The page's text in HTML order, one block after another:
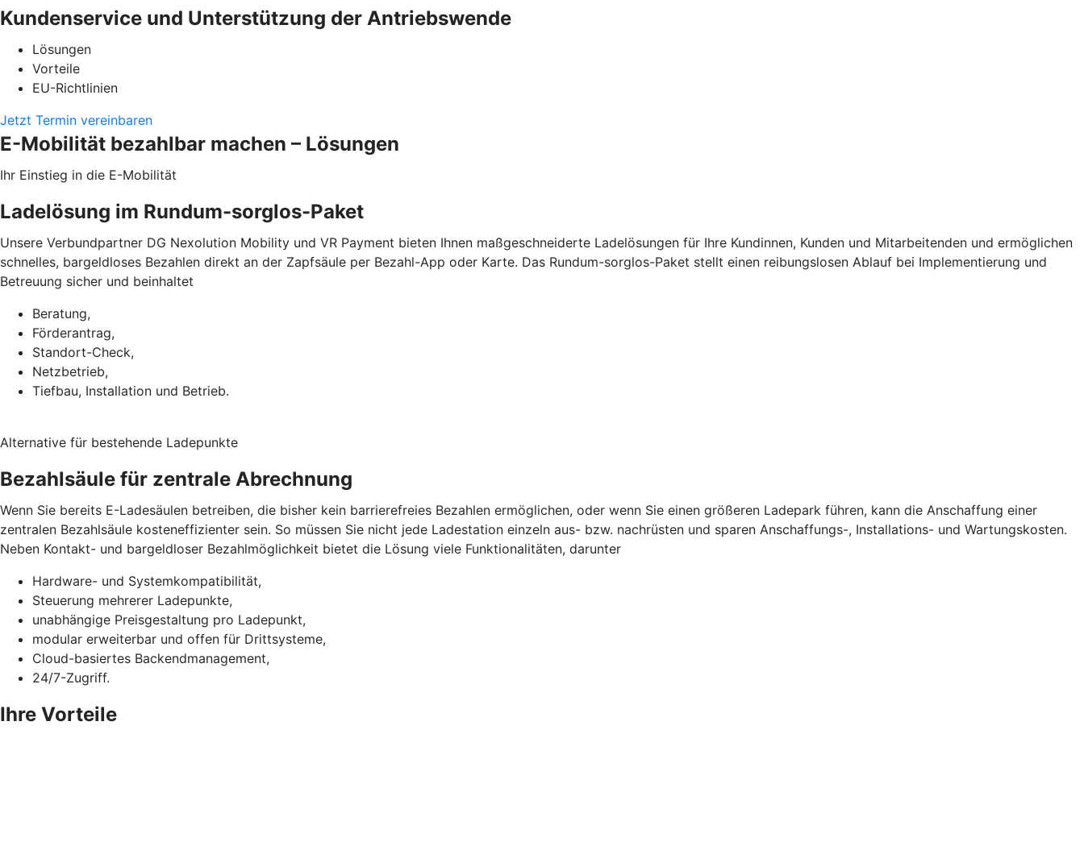
Kundenservice und Unterstützung der Antriebswende
Lösungen
Vorteile
EU-Richtlinien
Jetzt Termin vereinbaren
E-Mobilität bezahlbar machen – Lösungen
Ihr Einstieg in die E-Mobilität
Ladelösung im Rundum-sorglos-Paket
Unsere Verbundpartner DG Nexolution Mobility und VR Payment bieten Ihnen maßgeschneiderte Ladelösungen für Ihre Kundinnen, Kunden und Mitarbeitenden und ermöglichen
schnelles, bargeldloses Bezahlen direkt an der Zapfsäule per Bezahl-App oder Karte. Das Rundum-sorglos-Paket stellt einen reibungslosen Ablauf bei Implementierung und
Betreuung sicher und beinhaltet
Beratung,
Förderantrag,
Standort-Check,
Netzbetrieb,
Tiefbau, Installation und Betrieb.
Alternative für bestehende Ladepunkte
Bezahlsäule für zentrale Abrechnung
Wenn Sie bereits E-Ladesäulen betreiben, die bisher kein barrierefreies Bezahlen ermöglichen, oder wenn Sie einen größeren Ladepark führen, kann die Anschaffung einer
zentralen Bezahlsäule kosteneffizienter sein. So müssen Sie nicht jede Ladestation einzeln aus- bzw. nachrüsten und sparen Anschaffungs-, Installations- und Wartungskosten.
Neben Kontakt- und bargeldloser Bezahlmöglichkeit bietet die Lösung viele Funktionalitäten, darunter
Hardware- und Systemkompatibilität,
Steuerung mehrerer Ladepunkte,
unabhängige Preisgestaltung pro Ladepunkt,
modular erweiterbar und offen für Drittsysteme,
Cloud-basiertes Backendmanagement,
24/7-Zugriff.
Ihre Vorteile